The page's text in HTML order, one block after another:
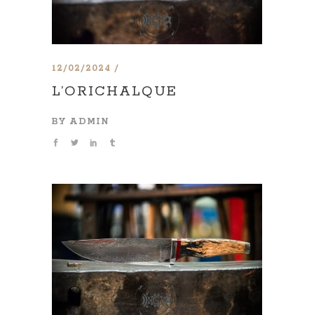
12/02/2024
L’ORICHALQUE
BY ADMIN